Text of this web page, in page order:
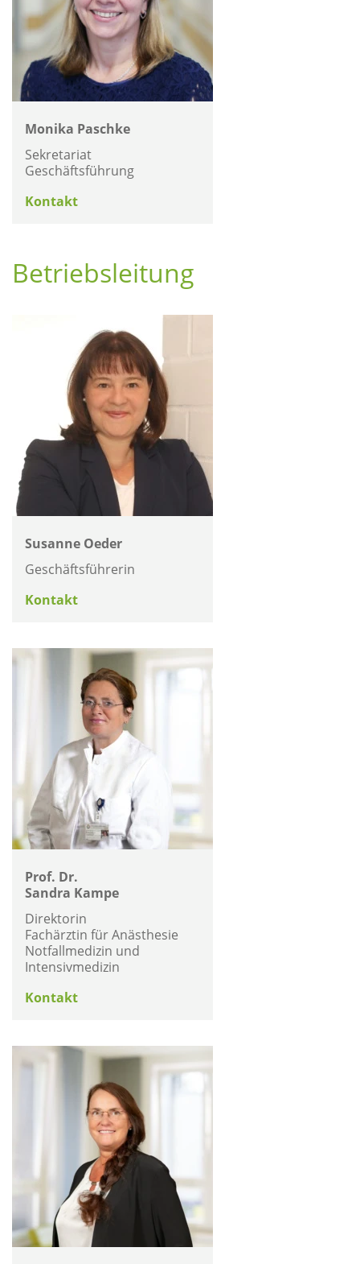
Monika Paschke
Sekretariat
Geschäftsführung
Kontakt
Betriebsleitung
Susanne Oeder
Geschäftsführerin
Kontakt
Prof. Dr.
Sandra Kampe
Direktorin
Fachärztin für Anästhesie
Notfallmedizin und
Intensivmedizin
Kontakt